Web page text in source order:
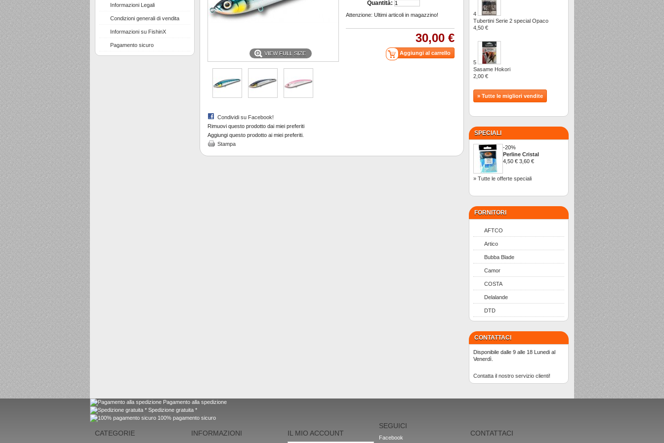
Informazioni Legali
Condizioni generali di vendita
Informazioni su FishinX
Pagamento sicuro
VIEW FULL SIZE
Condividi su Facebook!
Rimuovi questo prodotto dai miei preferiti
Aggiungi questo prodotto ai miei preferiti.
Stampa
Quantità:
Attenzione: Ultimi articoli in magazzino!
30,00 €
4
Tubertini Serie 2 special Opaco
4,50 €
5
Sasame Hokori
2,00 €
» Tutte le migliori vendite
SPECIALI
-20%
Perline Cristal
4,50 € 3,60 €
» Tutte le offerte speciali
FORNITORI
AFTCO
Artico
Bubba Blade
Camor
COSTA
Delalande
DTD
CONTATTACI
Disponibile dalle 9 alle 18 Lunedi al
Venerdì.
Contatta il nostro servizio clienti!
Pagamento alla spedizione
Spedizione gratuita *
100% pagamento sicuro
CATEGORIE INFORMAZIONI IL MIO ACCOUNT
SEGUICI
Facebook
CONTATTACI